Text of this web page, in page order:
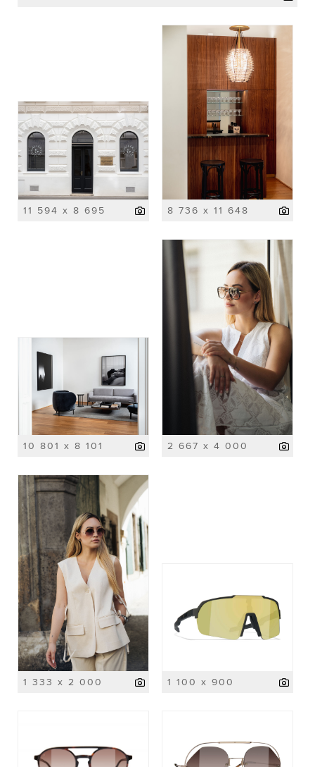
11 594 x 8 695 8 736 x 11 648
10 801 x 8 101 2 667 x 4 000
1 333 x 2 000 1 100 x 900